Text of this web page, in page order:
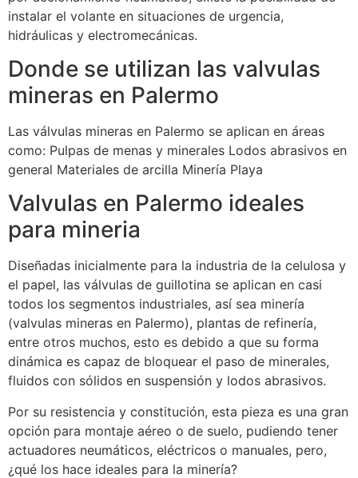
instalar el volante en situaciones de urgencia,
hidráulicas y electromecánicas.
Donde se utilizan las valvulas
mineras en Palermo
Las válvulas mineras en Palermo se aplican en áreas
como: Pulpas de menas y minerales Lodos abrasivos en
general Materiales de arcilla Minería Playa
Valvulas en Palermo ideales
para mineria
Diseñadas inicialmente para la industria de la celulosa y
el papel, las válvulas de guillotina se aplican en casi
todos los segmentos industriales, así sea minería
(valvulas mineras en Palermo), plantas de refinería,
entre otros muchos, esto es debido a que su forma
dinámica es capaz de bloquear el paso de minerales,
fluidos con sólidos en suspensión y lodos abrasivos.
Por su resistencia y constitución, esta pieza es una gran
opción para montaje aéreo o de suelo, pudiendo tener
actuadores neumáticos, eléctricos o manuales, pero,
¿qué los hace ideales para la minería?